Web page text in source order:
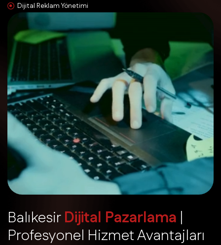
Dijital Reklam Yönetimi
BalıkesirDijital Pazarlama |
Profesyonel HizmetAvantajları